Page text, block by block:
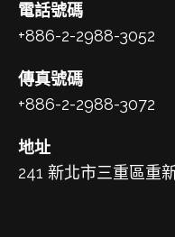
電話號碼
+886-2-2988-3052
傳真號碼
+886-2-2988-3072
地址
241 新北市三重區重